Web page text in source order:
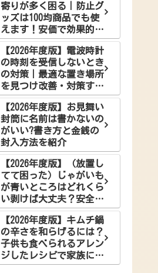
寄りが多く困る｜防止グ
ッズは100均商品でも使
えます！安価で効果的な
解決法をご紹介
【2026年度版】電波時計
の時刻を受信しないとき
の対策｜最適な置き場所
を見つけ改善・対策する
コツ
【2026年度版】お見舞い
封筒に名前は書かないの
がいい?書き方と金銭の
封入方法を紹介
【2026年度版】（放置し
てて困った）じゃがいも
が青いところはどれくら
い剥けば大丈夫？安全な
食べ方でお悩み解決
【2026年度版】キムチ鍋
の辛さを和らげるには？
子供も食べられるアレン
ジしたレシピで家族に笑
顔を！